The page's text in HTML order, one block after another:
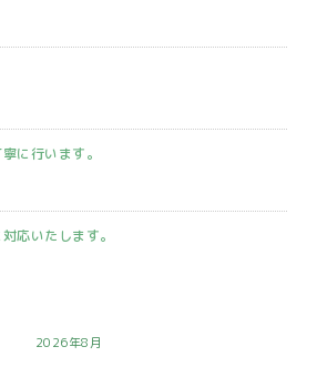
に行います。
応いたします。
2026年8月